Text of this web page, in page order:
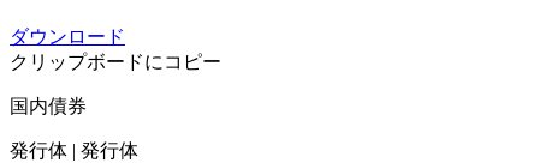
ダウンロード
クリップボードにコピー
国内債券
発行体 | 発行体